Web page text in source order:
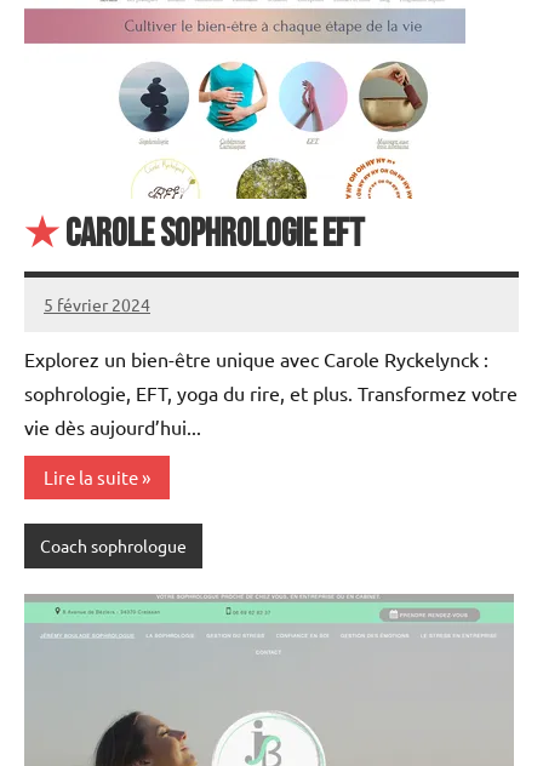
★Carole Sophrologie EFT
5 février 2024
annuairecoaching
Explorez un bien-être unique avec Carole Ryckelynck :
sophrologie, EFT, yoga du rire, et plus. Transformez votre
vie dès aujourd’hui...
Lire la suite
Coach sophrologue